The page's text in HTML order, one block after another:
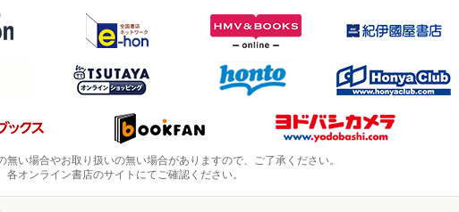
い場合やお取り扱いの無い場合がありますので、ご了承ください。
オンライン書店のサイトにてご確認ください。